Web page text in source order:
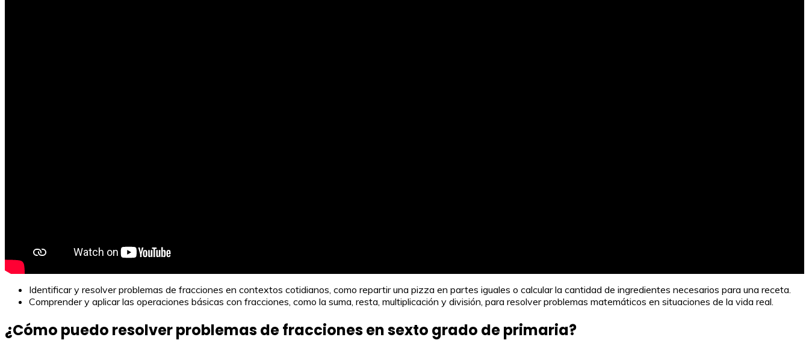
Identificar y resolver problemas de fracciones en contextos cotidianos, como repartir una pizza en partes iguales o calcular la cantidad de ingredientes necesarios para una receta.
Comprender y aplicar las operaciones básicas con fracciones, como la suma, resta, multiplicación y división, para resolver problemas matemáticos en situaciones de la vida real.
¿Cómo puedo resolver problemas de fracciones en sexto grado de primaria?